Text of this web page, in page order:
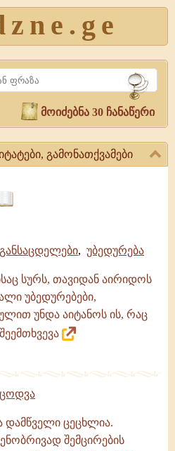
მოიძებნა 30 ჩანაწერი
გამონათქვამები
განსაცდელები, უბედურება
სურს, თავიდან აირიდოს
უბედურებები,
უნდა აიტანოს ის, რაც
ცოდვა
დამწველი ცეცხლია.
შემცირების